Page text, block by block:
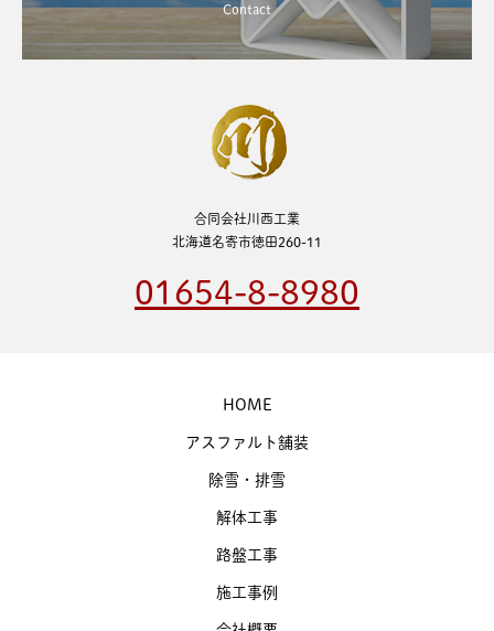
Contact
合同会社川西工業
北海道名寄市徳田260-11
01654-8-8980
HOME
アスファルト舗装
除雪・排雪
解体工事
路盤工事
施工事例